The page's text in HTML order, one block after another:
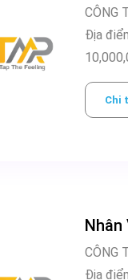
CÔNG
Nhân
CÔNG